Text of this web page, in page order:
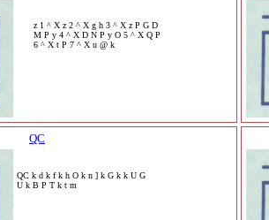
z 1 ^ X z 2 ^ X g h 3 ^ X z P G D
M P y 4 ^ X D N P y O 5 ^ X Q P
6 ^ X t P 7 ^ X u @ k
QC
QC k d k f k h O k n ] k G k k U G
U k B P T k t m